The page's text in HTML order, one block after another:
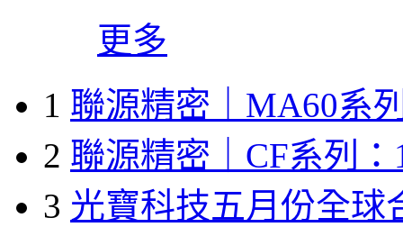
更多
1 聯源精密｜MA60系
2 聯源精密｜CF系列：
3 光寶科技五月份全球